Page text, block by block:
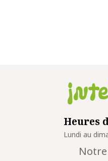
Heures
Lundi au